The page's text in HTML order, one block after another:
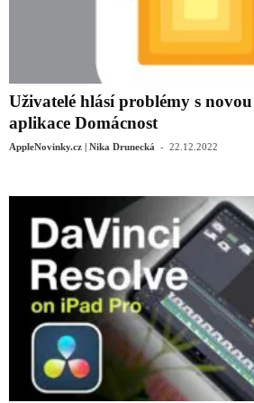
Uživatelé hlásí problémy s
aplikace Domácnost
AppleNovinky.cz | Nika Drunecká - 22.12.2022